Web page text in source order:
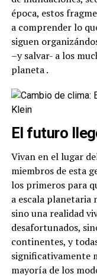
época, estos
a comprender lo
siguen
–y salvar- a los
planeta .
El futuro
Vivan en el lugar
miembros de esta
los primeros para
a escala planetaria
sino una realidad
desafortunados,
continentes, y
significativamente
mayoría de los